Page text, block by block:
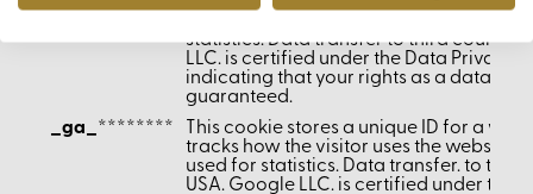
statistics. Data transfer to third
LLC. is certified under the Data Privacy
indicating that your rights as a data
guaranteed.
_ga_********
This cookie stores a unique ID for a
tracks how the visitor uses the website.
used for statistics. Data transfer. to third
USA. Google LLC. is certified under the